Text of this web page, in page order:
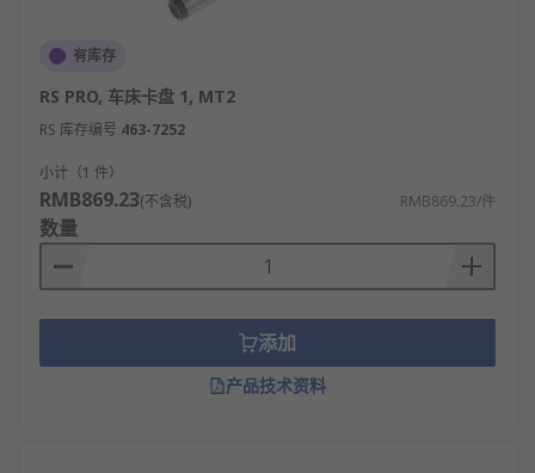
有库存
RS PRO, 车床卡盘 1, MT2
RS 库存编号 463-7252
小计（1 件）
RMB869.23(不含税) RMB869.23/件
数量
添加
产品技术资料